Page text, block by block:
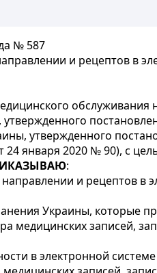
№ 587
и рецептов в
обслуживания
утвержденного
января 2020 № 90), с
:
и рецептов в
Украины, которые
медицинских записей,
в электронной